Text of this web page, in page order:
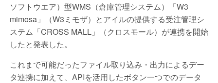
ソフトウエア）型WMS（倉庫管理システム）「W3
mimosa」（W3ミモザ）とアイルの提供する受注管理シ
ステム「CROSS MALL」（クロスモール）が連携を開始
したと発表した。
これまで可能だったファイル取り込み・出力によるデー
タ連携に加えて、APIを活用したボタン一つでのデータ